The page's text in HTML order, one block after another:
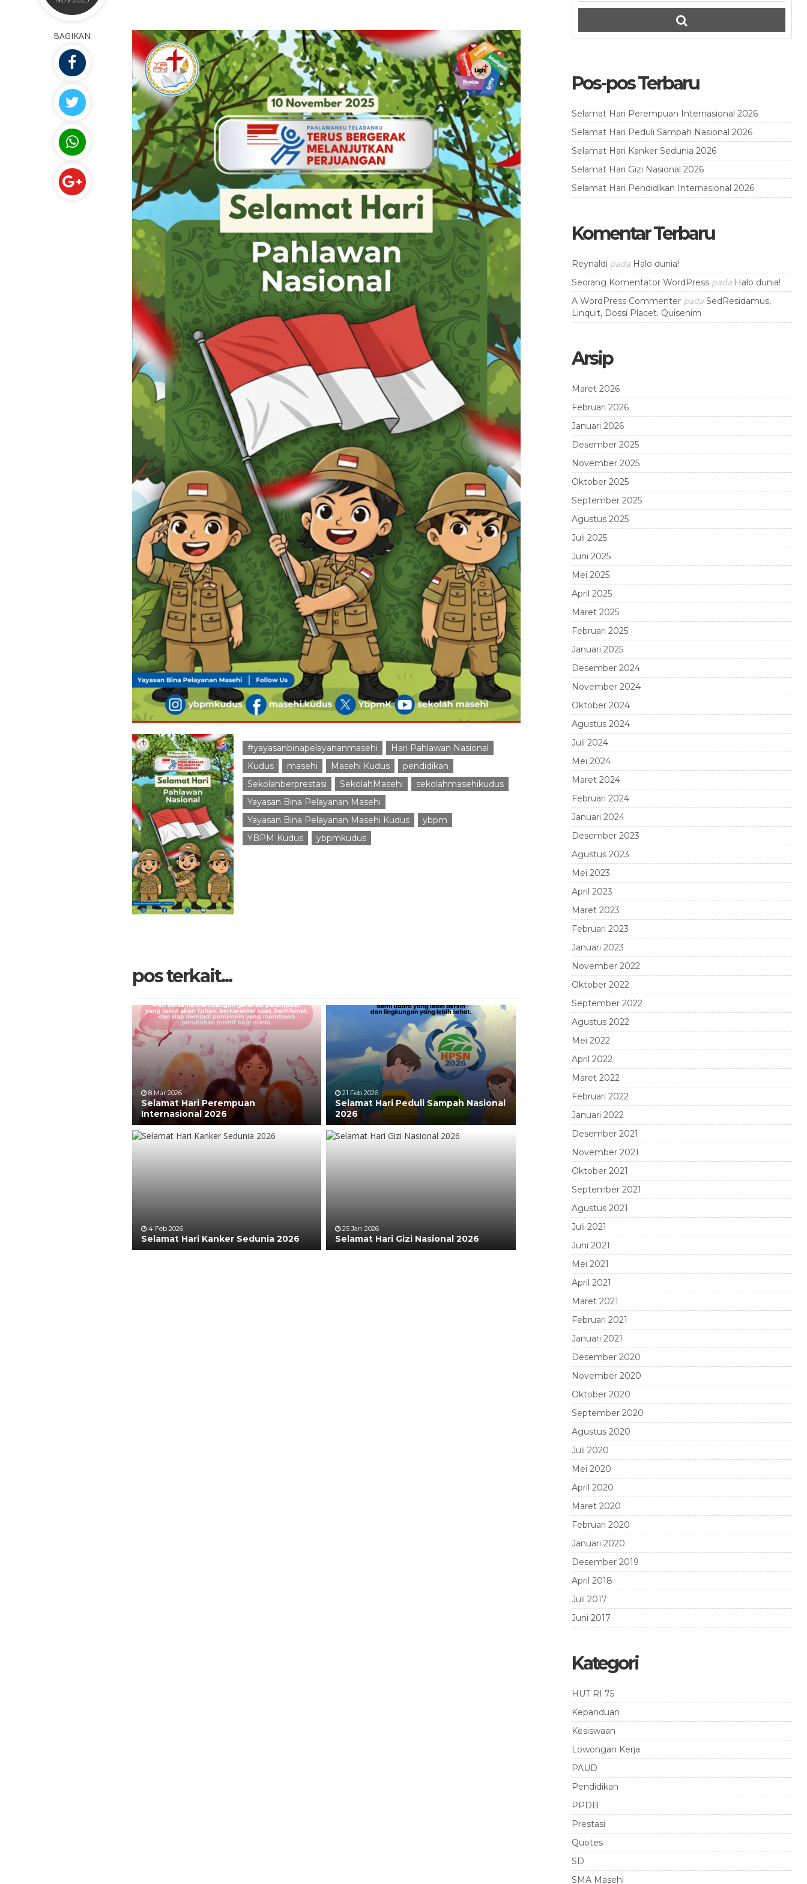
BAGIKAN
#yayasanbinapelayananmasehi
Hari Pahlawan Nasional
Kudus
masehi Masehi Kudus
pendidikan
Sekolahberprestasi
SekolahMasehi
sekolahmasehikudus
Yayasan Bina Pelayanan Masehi
Yayasan Bina Pelayanan Masehi Kudus
ybpm
YBPM Kudus
ybpmkudus
pos terkait...
8 Mar 2026
Selamat Hari Perempuan
Internasional 2026
21 Feb 2026
Selamat Hari Peduli Sampah Nasional
2026
4 Feb 2026
Selamat Hari Kanker Sedunia 2026
25 Jan 2026
Selamat Hari Gizi Nasional 2026
Pos-pos Terbaru
Selamat Hari Perempuan Internasional 2026
Selamat Hari Peduli Sampah Nasional 2026
Selamat Hari Kanker Sedunia 2026
Selamat Hari Gizi Nasional 2026
Selamat Hari Pendidikan Internasional 2026
Komentar Terbaru
Reynaldi pada Halo dunia!
Seorang Komentator WordPresspada Halo dunia!
A WordPress Commenterpada SedResidamus,
Linquit, Dossi Placet. Quisenim
Arsip
Maret 2026
Februari 2026
Januari 2026
Desember 2025
November 2025
Oktober 2025
September 2025
Agustus 2025
Juli 2025
Juni 2025
Mei 2025
April 2025
Maret 2025
Februari 2025
Januari 2025
Desember 2024
November 2024
Oktober 2024
Agustus 2024
Juli 2024
Mei 2024
Maret 2024
Februari 2024
Januari 2024
Desember 2023
Agustus 2023
Mei 2023
April 2023
Maret 2023
Februari 2023
Januari 2023
November 2022
Oktober 2022
September 2022
Agustus 2022
Mei 2022
April 2022
Maret 2022
Februari 2022
Januari 2022
Desember 2021
November 2021
Oktober 2021
September 2021
Agustus 2021
Juli 2021
Juni 2021
Mei 2021
April 2021
Maret 2021
Februari 2021
Januari 2021
Desember 2020
November 2020
Oktober 2020
September 2020
Agustus 2020
Juli 2020
Mei 2020
April 2020
Maret 2020
Februari 2020
Januari 2020
Desember 2019
April 2018
Juli 2017
Juni 2017
Kategori
HUT RI 75
Kepanduan
Kesiswaan
Lowongan Kerja
PAUD
Pendidikan
PPDB
Prestasi
Quotes
SD
SMA Masehi